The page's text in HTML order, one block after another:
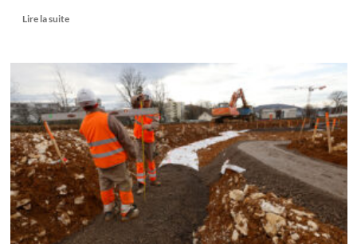
Lire la suiteEn
sur
Être
étudiant
c’est
être
en
(Li)VE